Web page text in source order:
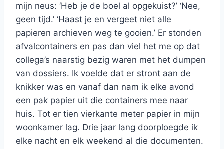
mijn neus: ‘Heb je de boel al opgekuist?’ ‘Nee,
geen tijd.’ ‘Haast je en vergeet niet alle
papieren archieven weg te gooien.’ Er stonden
afvalcontainers en pas dan viel het me op dat
collega’s naarstig bezig waren met het dumpen
van dossiers. Ik voelde dat er stront aan de
knikker was en vanaf dan nam ik elke avond
een pak papier uit die containers mee naar
huis. Tot er tien vierkante meter papier in mijn
woonkamer lag. Drie jaar lang doorploegde ik
elke nacht en elk weekend al die documenten.